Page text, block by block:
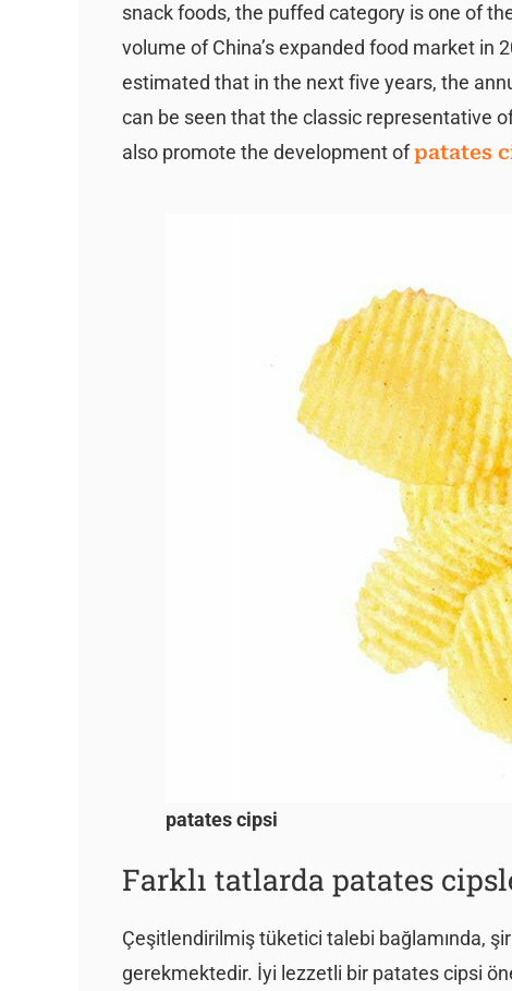
snack foods, the puffed category is one of
volume of China’s expanded food market in
estimated that in the next five years, the
can be seen that the classic representative
also promote the development ofpatates
patates cipsi
Farklı tatlarda patates
Çeşitlendirilmiş tüketici talebi bağlamında,
gerekmektedir. İyi lezzetli bir patates cipsi